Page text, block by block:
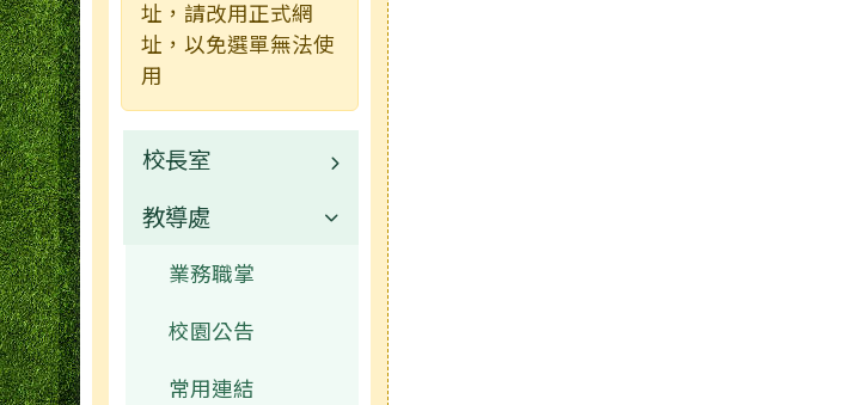
址，請改用正式網
址，以免選單無法使
用
校長室
林秋美校長介紹
業務職掌
教導處
業務職掌
校園公告
常用連結